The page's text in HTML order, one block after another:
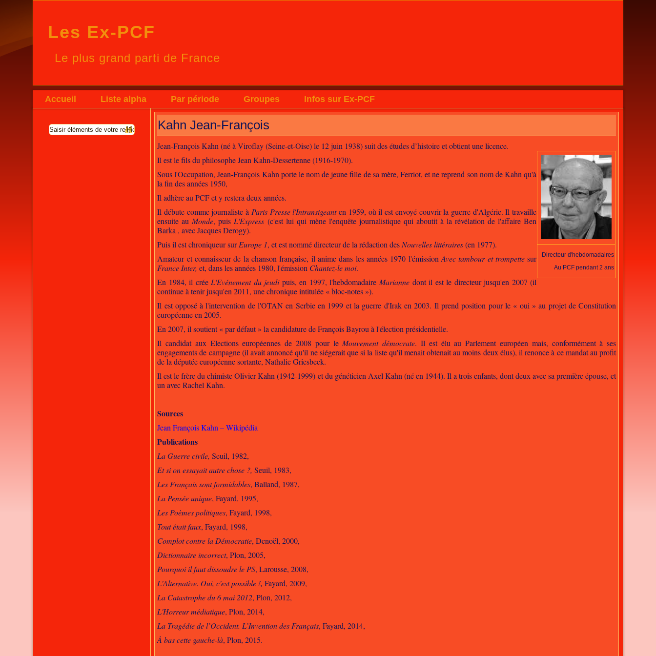
Les Ex-PCF
Le plus grand parti de France
Accueil Liste alpha Par période Groupes Infos sur Ex-PCF
Kahn Jean-François
Jean-François Kahn (né à Viroflay (Seine-et-Oise) le 12 juin 1938) suit des études d’histoire et obtient une licence.
Directeur d'hebdomadaires
Au PCF pendant 2 ans
Il est le fils du philosophe Jean Kahn-Dessertenne (1916-1970).
Sous l'Occupation, Jean-François Kahn porte le nom de jeune fille de sa mère, Ferriot, et ne reprend son nom de Kahn qu'à
la fin des années 1950,
Il adhère au PCF et y restera deux années.
Il débute comme journaliste à Paris Presse l'Intransigeanten 1959, où il est envoyé couvrir la guerre d'Algérie. Il travaille
ensuite au Monde, puis L'Express (c'est lui qui mène l'enquête journalistique qui aboutit à la révélation de l'affaire Ben
Barka , avec Jacques Derogy).
Puis il est chroniqueur surEurope 1, et est nommé directeur de la rédaction des Nouvelles littéraires(en 1977).
Amateur et connaisseur de la chanson française, il anime dans les années 1970 l'émission Avec tambour et trompettesur
France Inter, et, dans les années 1980, l'émission Chantez-le moi.
En 1984, il crée L'Evénement du jeudipuis, en 1997, l'hebdomadaire Marianne dont il est le directeur jusqu'en 2007 (il
continue à tenir jusqu'en 2011, une chronique intitulée « bloc-notes »).
Il est opposé à l'intervention de l'OTAN en Serbie en 1999 et la guerre d'Irak en 2003. Il prend position pour le « oui » au projet de Constitution
européenne en 2005.
En 2007, il soutient « par défaut » la candidature de François Bayrou à l'élection présidentielle.
Il candidat aux Elections européennes de 2008 pour le Mouvement démocrate. Il est élu au Parlement européen mais, conformément à ses
engagements de campagne (il avait annoncé qu'il ne siégerait que si la liste qu'il menait obtenait au moins deux élus), il renonce à ce mandat au profit
de la députée européenne sortante, Nathalie Griesbeck.
Il est le frère du chimiste Olivier Kahn (1942-1999) et du généticien Axel Kahn (né en 1944). Il a trois enfants, dont deux avec sa première épouse, et
un avec Rachel Kahn.
Sources
Jean François Kahn – Wikipédia
Publications
La Guerre civile, Seuil, 1982,
Et si on essayait autre chose ?, Seuil, 1983,
Les Français sont formidables, Balland, 1987,
La Pensée unique, Fayard, 1995,
Les Poèmes politiques, Fayard, 1998,
Tout était faux, Fayard, 1998,
Complot contre la Démocratie, Denoël, 2000,
Dictionnaire incorrect, Plon, 2005,
Pourquoi il faut dissoudre le PS, Larousse, 2008,
L'Alternative. Oui, c'est possible !, Fayard, 2009,
La Catastrophe du 6 mai 2012, Plon, 2012,
L'Horreur médiatique, Plon, 2014,
La Tragédie de l’Occident. L’Invention des Français, Fayard, 2014,
À bas cette gauche-là, Plon, 2015.